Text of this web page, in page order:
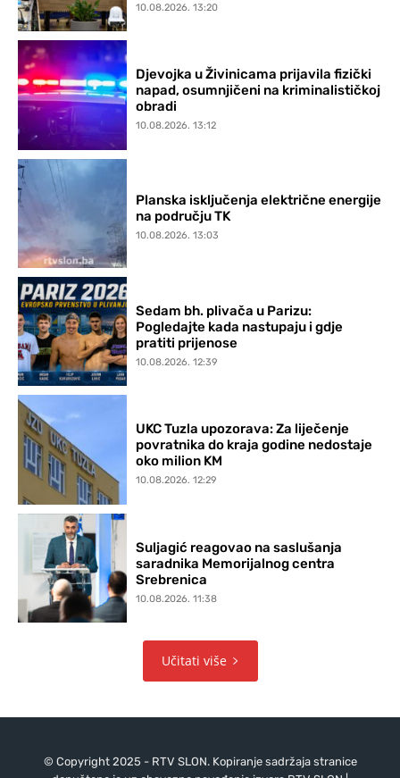
10.08.2026. 13:20
Djevojka u Živinicama prijavila fizički
napad, osumnjičeni na kriminalističkoj
obradi
10.08.2026. 13:12
Planska isključenja električne energije
na području TK
10.08.2026. 13:03
Sedam bh. plivača u Parizu:
Pogledajte kada nastupaju i gdje
pratiti prijenose
10.08.2026. 12:39
UKC Tuzla upozorava: Za liječenje
povratnika do kraja godine nedostaje
oko milion KM
10.08.2026. 12:29
Suljagić reagovao na saslušanja
saradnika Memorijalnog centra
Srebrenica
10.08.2026. 11:38
Učitati više
© Copyright 2025 - RTV SLON. Kopiranje sadržaja stranice